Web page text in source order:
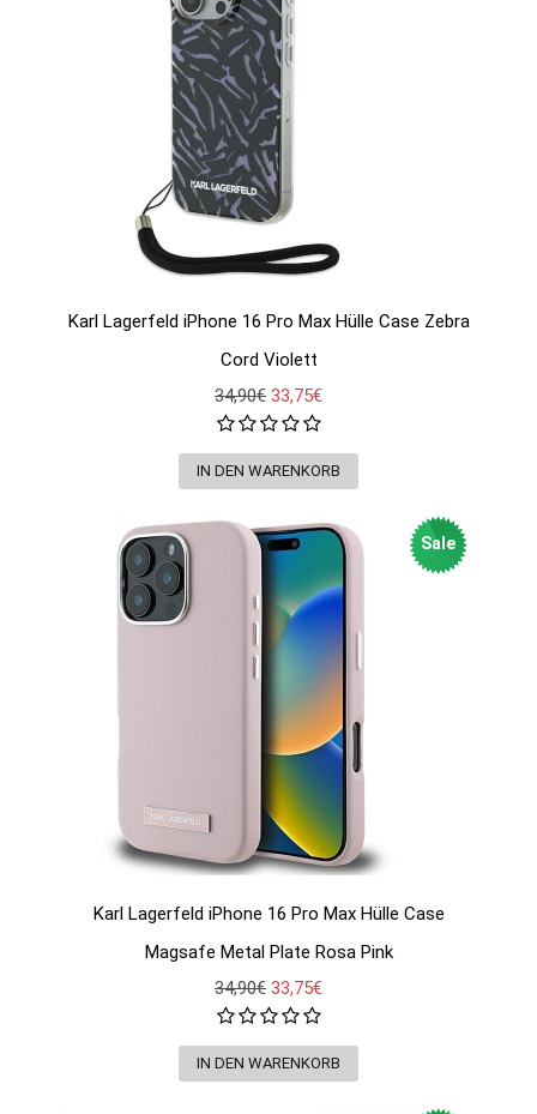
Karl Lagerfeld iPhone 16 Pro Max Hülle Case Zebra
Cord Violett
34,90€ 33,75€
Sale
Karl Lagerfeld iPhone 16 Pro Max Hülle Case
Magsafe Metal Plate Rosa Pink
34,90€ 33,75€